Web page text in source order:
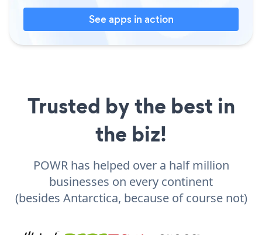
See apps in action
Trusted by the best in
the biz!
POWR has helped over a half million
businesses on every continent
(besides Antarctica, because of course not)